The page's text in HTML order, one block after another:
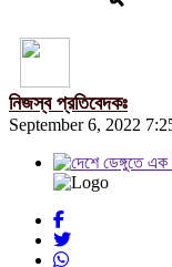
নিজস্ব প্রতিবেদকঃ
September 6, 2022